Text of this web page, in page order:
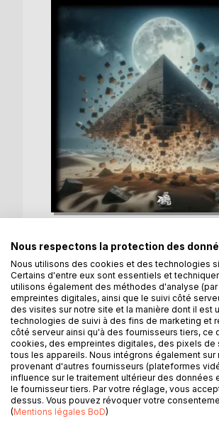
DESCRIPTION
Les pyramides de Khéops,
mystère. Incalculables sont
satisfaisante.
Les chiffres, la
L'équilibre règne sur ces
La prouesse technique
constructeurs. La
orientation suivant les
Nous respectons la protection des
Nous utilisons des cookies et des technologies
Certains d'entre eux sont essentiels et
utilisons également des méthodes d'analyse
empreintes digitales, ainsi que le suivi côté
des visites sur notre site et la manière dont il est
technologies de suivi à des fins de marketing et
côté serveur ainsi qu'à des fournisseurs tiers, ce
cookies, des empreintes digitales, des pixels de
tous les appareils. Nous intégrons également
provenant d'autres fournisseurs (plateformes
influence sur le traitement ultérieur des données
le fournisseur tiers. Par votre réglage, vous
dessus. Vous pouvez révoquer votre
(Mentions légales BoD)